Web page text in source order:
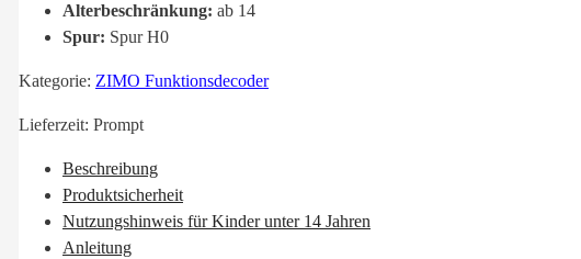
Alterbeschränkung: ab 14
Spur: Spur H0
Kategorie: ZIMO Funktionsdecoder
Lieferzeit: Prompt
Beschreibung
Produktsicherheit
Nutzungshinweis für Kinder unter 14 Jahren
Anleitung